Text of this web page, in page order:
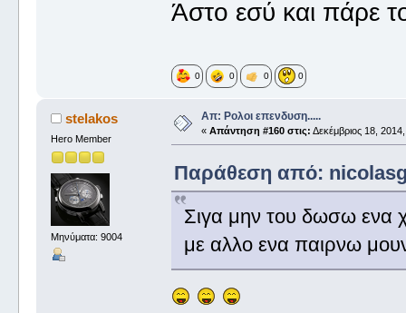
Άστο εσύ και πάρε
0 0 0 0
stelakos
Hero Member
Μηνύματα: 9004
Απ: Ρολοι επενδυση.....
« Απάντηση #160 στις: Δεκέμβριος 18,
Παράθεση από: nicolasg
Σιγα μην του δωσω ενα
με αλλο ενα παιρνω